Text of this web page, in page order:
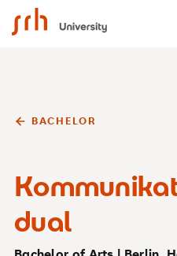
SRH University
BACHELOR
dual